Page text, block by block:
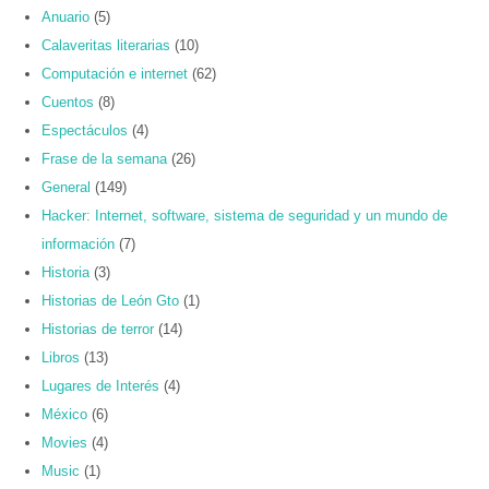
Anuario (5)
Calaveritas literarias (10)
Computación e internet (62)
Cuentos (8)
Espectáculos (4)
Frase de la semana (26)
General (149)
Hacker: Internet, software, sistema de seguridad y un mundo de
información (7)
Historia (3)
Historias de León Gto (1)
Historias de terror (14)
Libros (13)
Lugares de Interés (4)
México (6)
Movies (4)
Music (1)